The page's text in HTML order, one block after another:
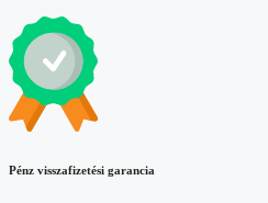
Pénz visszafizetési garancia